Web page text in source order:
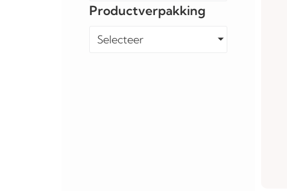
Productverpakking
Selecteer